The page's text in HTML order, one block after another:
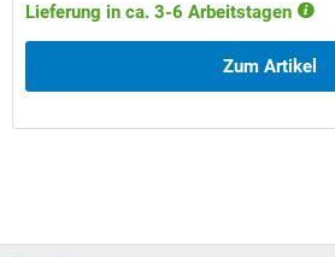
Lieferung in ca. 3-6 Arbeitstagen
Zum Artikel